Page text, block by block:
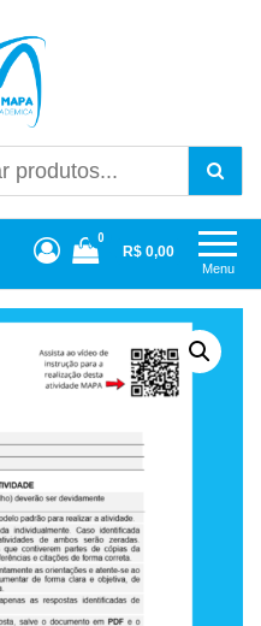
Mapa UniCesumar
Menu
0
R$ 0,00